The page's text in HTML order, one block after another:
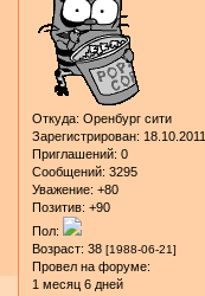
Откуда: Оренбург сити
Зарегистрирован: 18.10.2011
Приглашений: 0
Сообщений: 3295
Уважение: +80
Позитив: +90
Пол:
Возраст: 38 [1988-06-21]
Провел на форуме:
1 месяц 6 дней